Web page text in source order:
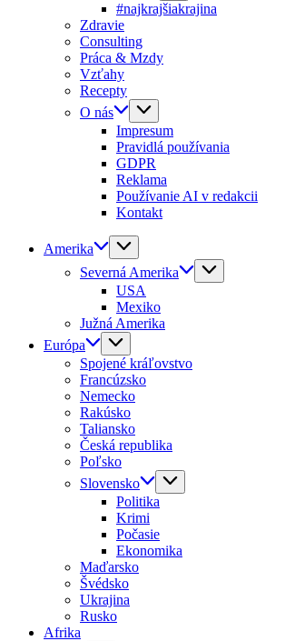
#najkrajšiakrajina
Zdravie
Consulting
Práca & Mzdy
Vzťahy
Recepty
O nás
Impresum
Pravidlá používania
GDPR
Reklama
Používanie AI v redakcii
Kontakt
Amerika
Severná Amerika
USA
Mexiko
Južná Amerika
Európa
Spojené kráľovstvo
Francúzsko
Nemecko
Rakúsko
Taliansko
Česká republika
Poľsko
Slovensko
Politika
Krimi
Počasie
Ekonomika
Maďarsko
Švédsko
Ukrajina
Rusko
Afrika